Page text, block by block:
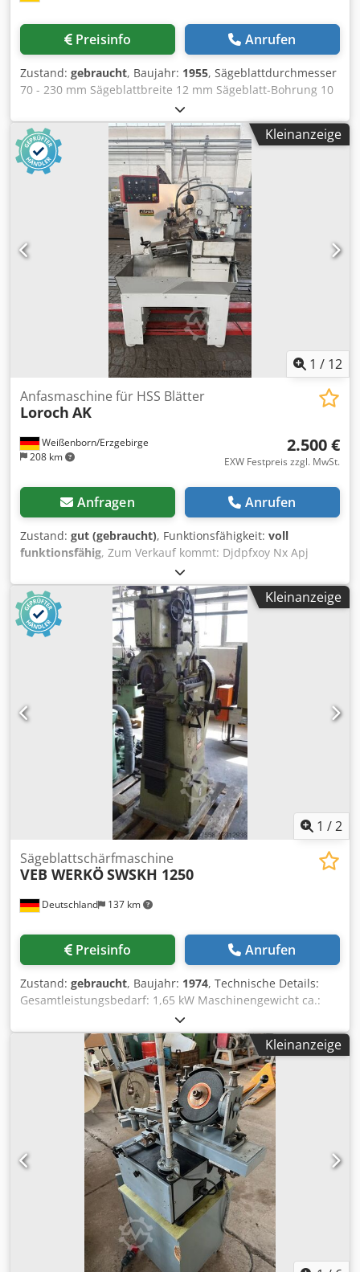
Preisinfo Anrufen
Zustand: gebraucht, Baujahr: 1955, Sägeblattdurchmesser
70 - 230 mm Sägeblattbreite 12 mm Sägeblatt-Bohrung 10
- 50 mm Schleifscheibendurchmesser 120 mm
Schleifscheibenbreite 6 mm Schleifscheiben -
Bohrungsdurchmesser 32 mm Zähnezahlbereich 30 - 400
Gesamtleistungsbedarf 0,33 kW Maschinengewicht ca. 350
kg Raumbedarf ca. 0,80 x 0,70 x 1,70 m Djdpfx Ajtqqk
Kleinanzeige
1 / 12
Weißenborn/Erzgebirge
208 km
Anfasmaschine für HSS Blätter
Loroch AK
2.500 €
EXW Festpreis zzgl. MwSt.
Anfragen Anrufen
Zustand: gut (gebraucht), Funktionsfähigkeit: voll
funktionsfähig, Zum Verkauf kommt: Djdpfxoy Nx Apj
Adxowa 1 Stück gebrauchter Anfasmaschine für HSS
Blätter Herstller: Loroch Typ: AK Blattdurchmesser
min/max: 80/710mm Teilung 3-25mm
Schleifscheibendurchmesser: 200mm Antriebsmotor:
0,55kw Arbeitsgeschwindigkeit: 10-45u/min Kühlmittel
Gewicht: ca. 750kg Kann gern in unserem Lager besichtigt
Kleinanzeige
1 /2
Deutschland 137 km
Sägeblattschärfmaschine
VEB WERKÖSWSKH 1250
Preisinfo Anrufen
Zustand: gebraucht, Baujahr: 1974, Technische Details:
Gesamtleistungsbedarf: 1,65 kW Maschinengewicht ca.:
620 kg Dodpswqplkjfx Adxswa
SÄGEBLATTSCHÄRFMASCHINE Maschine nicht komplett -
Schleifspindelmotor fehlt! Verkauf zum Abgabepreis (u.a.
als Ersatzteilspender) *
Kleinanzeige